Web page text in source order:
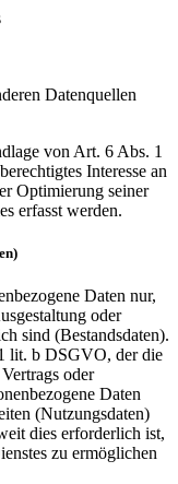
Datenquellen
von Art. 6 Abs. 1
Interesse an
Optimierung seiner
erfasst werden.
Daten nur,
oder
sind (Bestandsdaten).
lit. b DSGVO, der die
oder
Daten
(Nutzungsdaten)
dies erforderlich ist,
zu ermöglichen